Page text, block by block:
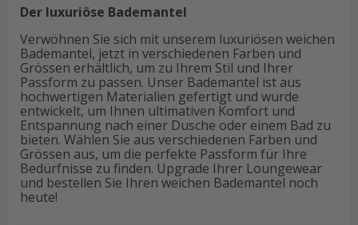
Der luxuriöse Bademantel
Verwöhnen Sie sich mit unserem luxuriösen weichen
Bademantel, jetzt in verschiedenen Farben und
Grössen erhältlich, um zu Ihrem Stil und Ihrer
Passform zu passen. Unser Bademantel ist aus
hochwertigen Materialien gefertigt und wurde
entwickelt, um Ihnen ultimativen Komfort und
Entspannung nach einer Dusche oder einem Bad zu
bieten. Wählen Sie aus verschiedenen Farben und
Grössen aus, um die perfekte Passform für Ihre
Bedürfnisse zu finden. Upgrade Ihrer Loungewear
und bestellen Sie Ihren weichen Bademantel noch
heute!